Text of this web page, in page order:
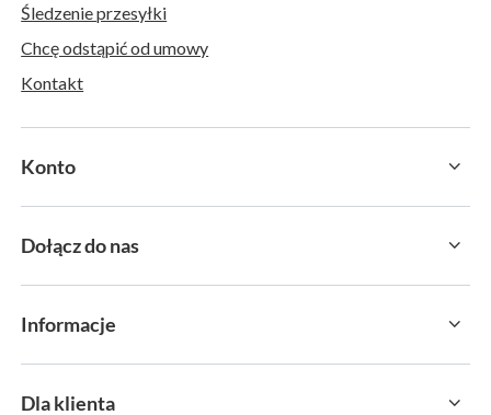
Śledzenie przesyłki
Chcę odstąpić od umowy
Kontakt
Konto
Dołącz do nas
Informacje
Dla klienta